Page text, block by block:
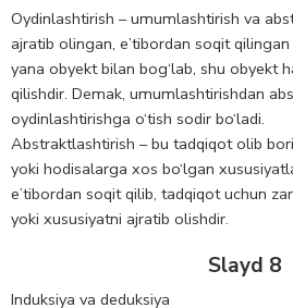
Oydinlashtirish – umumlashtirish va
ajratib olingan, e’tibordan soqit
yana obyekt bilan bog‘lab, shu obyekt
qilishdir. Demak, umumlashtirishdan
oydinlashtirishga o‘tish sodir bo‘ladi.
Abstraktlashtirish – bu tadqiqot olib
yoki hodisalarga xos bo‘lgan
e’tibordan soqit qilib, tadqiqot uchun
yoki xususiyatni ajratib olishdir.
Slayd 8
Induksiya va deduksiya